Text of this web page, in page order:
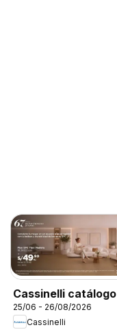
Cassinelli catálogo
25/06 - 26/08/2026
Cassinelli